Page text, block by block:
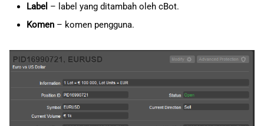
Label – label yang ditambah oleh cBot.
Komen– komen pengguna.